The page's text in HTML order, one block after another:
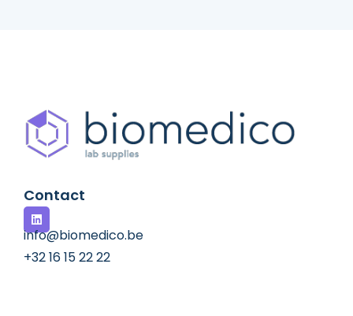
Contact
info@biomedico.be
+32 16 15 22 22